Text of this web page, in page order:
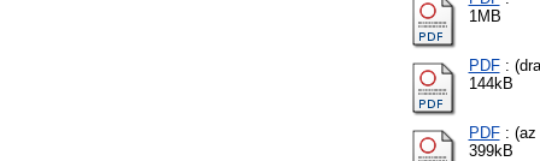
1MB
PDF:
144kB
PDF: (az
399kB